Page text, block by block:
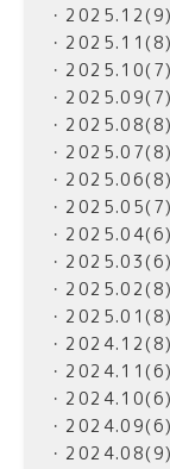
・2025.12(9)
・2025.11(8)
・2025.10(7)
・2025.09(7)
・2025.08(8)
・2025.07(8)
・2025.06(8)
・2025.05(7)
・2025.04(6)
・2025.03(6)
・2025.02(8)
・2025.01(8)
・2024.12(8)
・2024.11(6)
・2024.10(6)
・2024.09(6)
・2024.08(9)